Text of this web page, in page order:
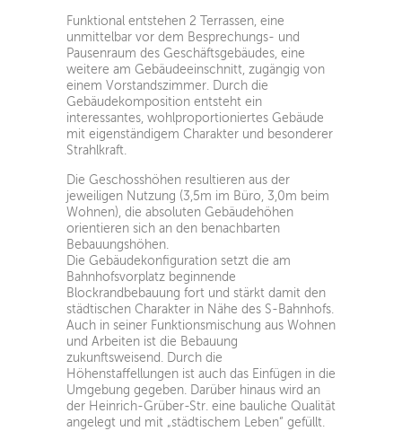
Funktional entstehen 2 Terrassen, eine
unmittelbar vor dem Besprechungs- und
Pausenraum des Geschäftsgebäudes, eine
weitere am Gebäudeeinschnitt, zugängig von
einem Vorstandszimmer. Durch die
Gebäudekomposition entsteht ein
interessantes, wohlproportioniertes Gebäude
mit eigenständigem Charakter und besonderer
Strahlkraft.
Die Geschosshöhen resultieren aus der
jeweiligen Nutzung (3,5m im Büro, 3,0m beim
Wohnen), die absoluten Gebäudehöhen
orientieren sich an den benachbarten
Bebauungshöhen.
Die Gebäudekonfiguration setzt die am
Bahnhofsvorplatz beginnende
Blockrandbebauung fort und stärkt damit den
städtischen Charakter in Nähe des S-Bahnhofs.
Auch in seiner Funktionsmischung aus Wohnen
und Arbeiten ist die Bebauung
zukunftsweisend. Durch die
Höhenstaffellungen ist auch das Einfügen in die
Umgebung gegeben. Darüber hinaus wird an
der Heinrich-Grüber-Str. eine bauliche Qualität
angelegt und mit „städtischem Leben“ gefüllt.